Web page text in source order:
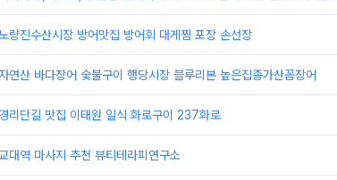
노량진수산시장 방어맛집 방어회 대게찜 포장 손선장
연산 바다장어 숯불구이 행당시장 블루리본 높은집종가산꼼장어
경리단길 맛집 이태원 일식 화로구이 237화로
대역 마사지 추천 뷰티테라피연구소